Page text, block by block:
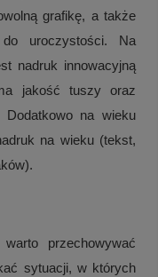
grafikę, a także
do uroczystości. Na
nadruk innowacyjną
jakość tuszy oraz
Dodatkowo na wieku
na wieku (tekst,
przechowywać
sytuacji, w których